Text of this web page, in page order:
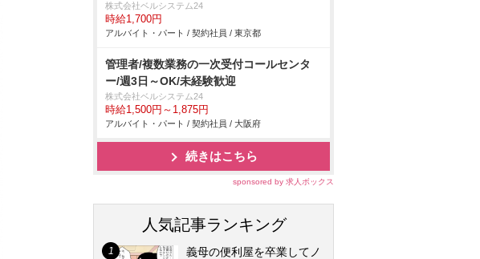
株式会社ベルシステム24
時給1,700円
アルバイト・パート / 契約社員 / 東京都
管理者/複数業務の一次受付コールセンタ
ー/週3日～OK/未経験歓迎
株式会社ベルシステム24
時給1,500円～1,875円
アルバイト・パート / 契約社員 / 大阪府
続きはこちら
sponsored by 求人ボックス
人気記事ランキング
義母の便利屋を卒業してノ